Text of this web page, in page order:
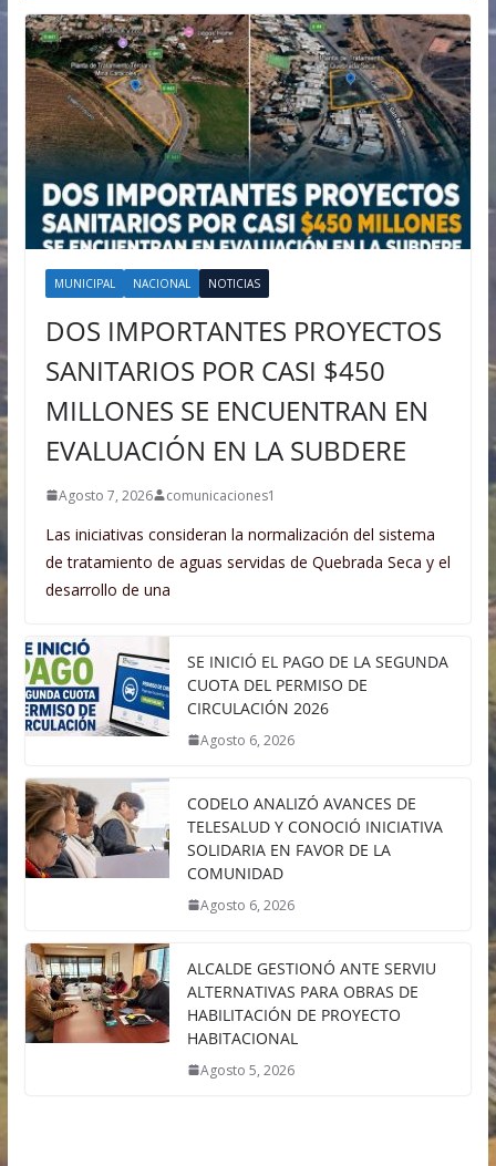
MUNICIPAL NACIONAL NOTICIAS
DOS IMPORTANTES PROYECTOS
SANITARIOS POR CASI $450
MILLONES SE ENCUENTRAN EN
EVALUACIÓN EN LA SUBDERE
Agosto 7, 2026 comunicaciones1
Las iniciativas consideran la normalización del sistema
de tratamiento de aguas servidas de Quebrada Seca y el
desarrollo de una
SE INICIÓ EL PAGO DE LA SEGUNDA
CUOTA DEL PERMISO DE
CIRCULACIÓN 2026
Agosto 6, 2026
CODELO ANALIZÓ AVANCES DE
TELESALUD Y CONOCIÓ INICIATIVA
SOLIDARIA EN FAVOR DE LA
COMUNIDAD
Agosto 6, 2026
ALCALDE GESTIONÓ ANTE SERVIU
ALTERNATIVAS PARA OBRAS DE
HABILITACIÓN DE PROYECTO
HABITACIONAL
Agosto 5, 2026